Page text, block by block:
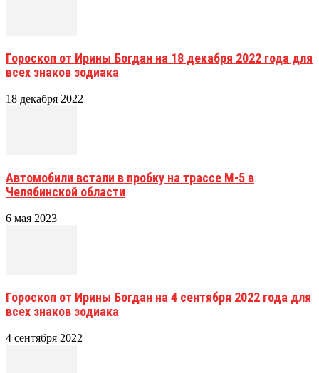
Гороскоп от Ирины Богдан на 18 декабря 2022 года для
всех знаков зодиака
18 декабря 2022
Автомобили встали в пробку на трассе М-5 в
Челябинской области
6 мая 2023
Гороскоп от Ирины Богдан на 4 сентября 2022 года для
всех знаков зодиака
4 сентября 2022